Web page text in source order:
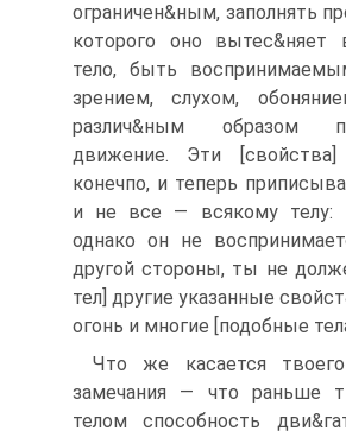
ограничен&ным, заполнять
которого оно вытес&няет
тело, быть
зрением, слухом,
различ&ным образом
движение. Эти
конечпо, и теперь
и не все — всякому телу:
однако он не
другой стороны, ты не
тел] другие указанные
огонь и многие [подобные
Что же касается
замечания — что раньше
телом способность